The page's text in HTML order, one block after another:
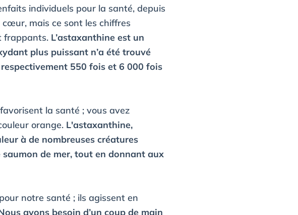
individuels pour la santé, depuis
mais ce sont les chiffres
frappants. L’astaxanthine est un
plus puissant n’a été trouvé
550 fois et 6 000 fois
la santé ; vous avez
orange. L'astaxanthine,
à de nombreuses créatures
saumon de mer, tout en donnant aux
notre santé ; ils agissent en
avons besoin d’un coup de main